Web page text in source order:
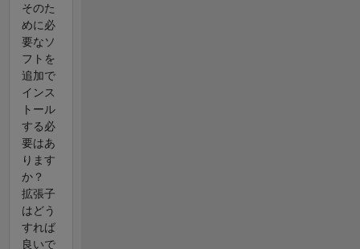
そのた
めに必
要なソ
フトを
追加で
インス
トール
する必
要はあ
ります
か？
拡張子
はどう
すれば
良いで